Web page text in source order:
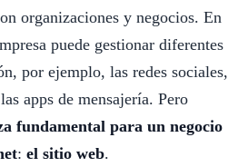
organizaciones y negocios. En
puede gestionar diferentes
por ejemplo, las redes sociales,
apps de mensajería. Pero
fundamental para un negocio
: el sitio web.